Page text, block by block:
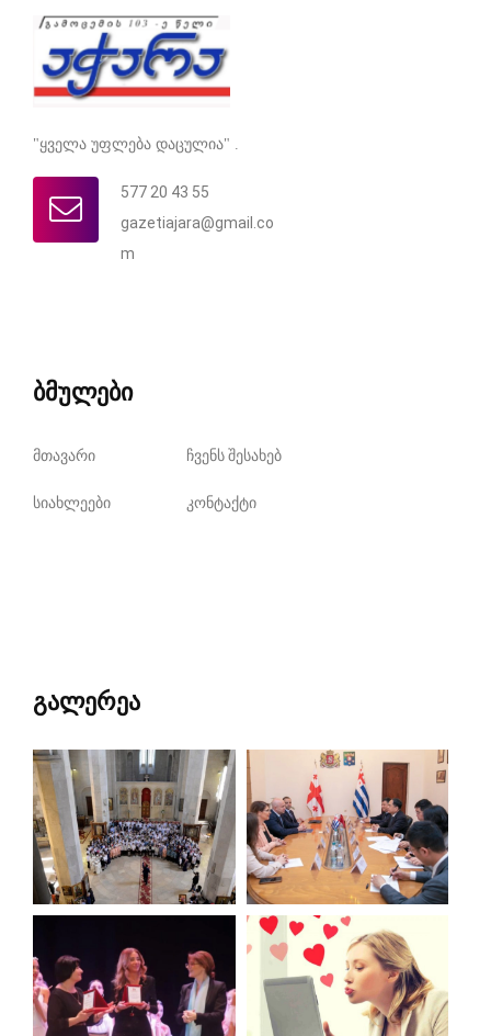
"ყველა უფლება დაცულია" .
577 20 43 55
gazetiajara@gmail.co
m
ბმულები
მთავარი ჩვენს შესახებ
სიახლეები კონტაქტი
გალერეა